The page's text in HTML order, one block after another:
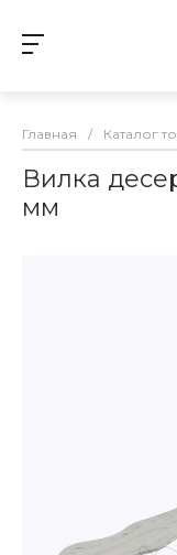
Главная / Каталог
Вилка
мм